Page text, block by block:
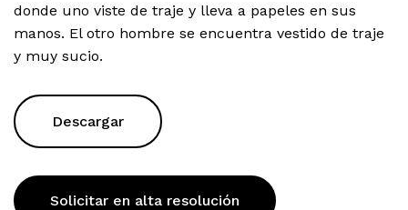
donde uno viste de traje y lleva a papeles en sus
manos. El otro hombre se encuentra vestido de traje
y muy sucio.
Descargar
Solicitar en alta resolución